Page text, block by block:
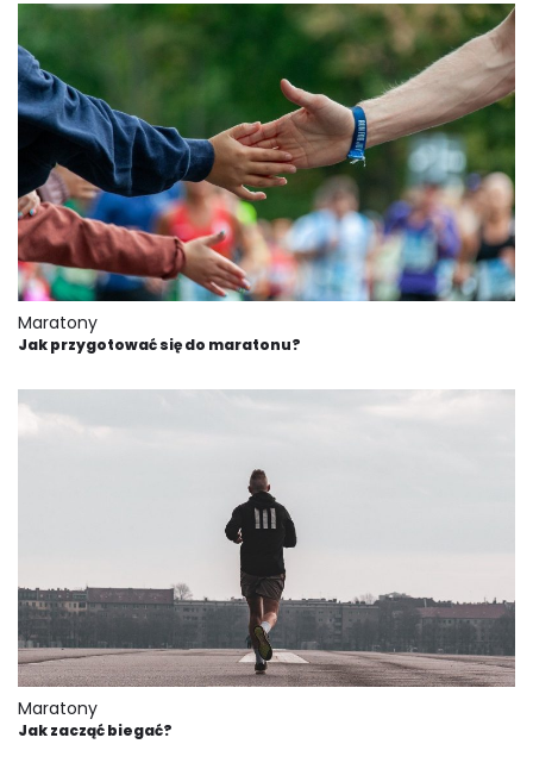
Maratony
Jak przygotować się do maratonu?
Maratony
Jak zacząć biegać?